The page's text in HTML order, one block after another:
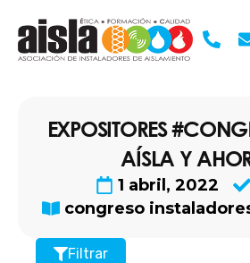
contenido
EXPOSITORES
AÍSLA Y
1 abril, 2022
congreso
Filtrar